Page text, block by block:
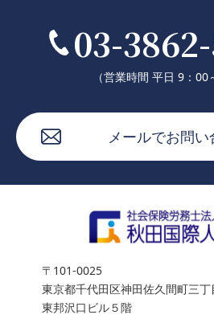
03-
（営業時間 平日 9：00
メールでお問い
〒101-0025
東京都千代田区神田佐久間町三
東邦沢口ビル５階